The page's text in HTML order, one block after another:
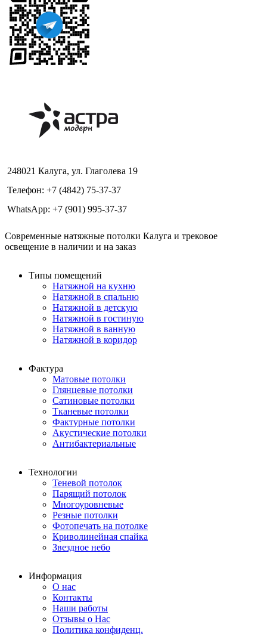
248021 Калуга, ул. Глаголева 19
Телефон: +7 (4842) 75-37-37
WhatsApp: +7 (901) 995-37-37
Современные натяжные потолки Калуга и трековое
освещение в наличии и на заказ
Типы помещений
Натяжной на кухню
Натяжной в спальню
Натяжной в детскую
Натяжной в гостиную
Натяжной в ванную
Натяжной в коридор
Фактура
Матовые потолки
Глянцевые потолки
Сатиновые потолки
Тканевые потолки
Фактурные потолки
Акустические потолки
Антибактериальные
Технологии
Теневой потолок
Парящий потолок
Многоуровневые
Резные потолки
Фотопечать на потолке
Криволинейная спайка
Звездное небо
Информация
О нас
Контакты
Наши работы
Отзывы о Нас
Политика конфиденц.